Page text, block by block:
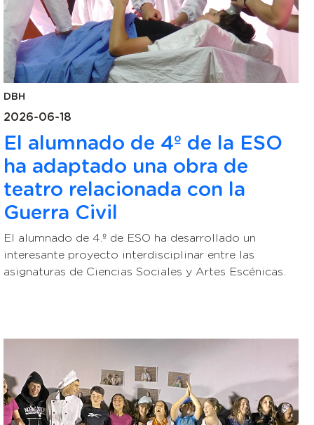
DBH
2026-06-18
El alumnado de 4º de la ESO
ha adaptado una obra de
teatro relacionada con la
Guerra Civil
El alumnado de 4.º de ESO ha desarrollado un
interesante proyecto interdisciplinar entre las
asignaturas de Ciencias Sociales y Artes Escénicas.